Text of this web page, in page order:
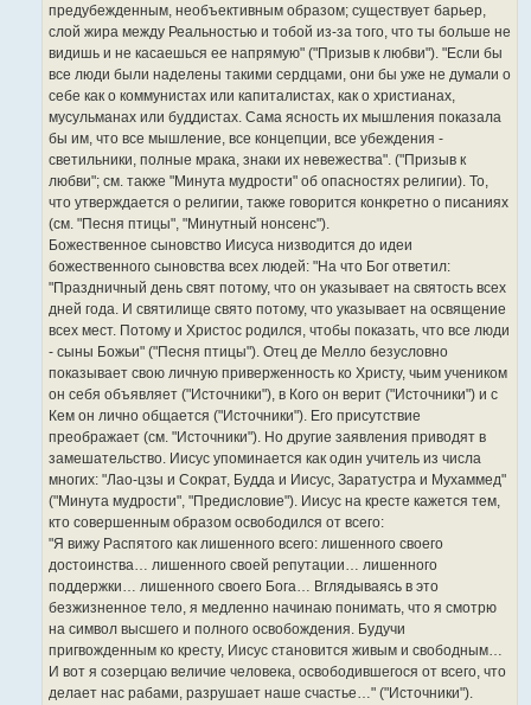
предубежденным, необъективным образом; существует барьер,
слой жира между Реальностью и тобой из-за того, что ты больше не
видишь и не касаешься ее напрямую" ("Призыв к любви"). "Если бы
все люди были наделены такими сердцами, они бы уже не думали о
себе как о коммунистах или капиталистах, как о христианах,
мусульманах или буддистах. Сама ясность их мышления показала
бы им, что все мышление, все концепции, все убеждения -
светильники, полные мрака, знаки их невежества". ("Призыв к
любви"; см. также "Минута мудрости" об опасностях религии). То,
что утверждается о религии, также говорится конкретно о писаниях
(см. "Песня птицы", "Минутный нонсенс").
Божественное сыновство Иисуса низводится до идеи
божественного сыновства всех людей: "На что Бог ответил:
"Праздничный день свят потому, что он указывает на святость всех
дней года. И святилище свято потому, что указывает на освящение
всех мест. Потому и Христос родился, чтобы показать, что все люди
- сыны Божьи" ("Песня птицы"). Отец де Мелло безусловно
показывает свою личную приверженность ко Христу, чьим учеником
он себя объявляет ("Источники"), в Кого он верит ("Источники") и с
Кем он лично общается ("Источники"). Его присутствие
преображает (см. "Источники"). Но другие заявления приводят в
замешательство. Иисус упоминается как один учитель из числа
многих: "Лао-цзы и Сократ, Будда и Иисус, Заратустра и Мухаммед"
("Минута мудрости", "Предисловие"). Иисус на кресте кажется тем,
кто совершенным образом освободился от всего:
"Я вижу Распятого как лишенного всего: лишенного своего
достоинства… лишенного своей репутации… лишенного
поддержки… лишенного своего Бога… Вглядываясь в это
безжизненное тело, я медленно начинаю понимать, что я смотрю
на символ высшего и полного освобождения. Будучи
пригвожденным ко кресту, Иисус становится живым и свободным…
И вот я созерцаю величие человека, освободившегося от всего, что
делает нас рабами, разрушает наше счастье…" ("Источники").